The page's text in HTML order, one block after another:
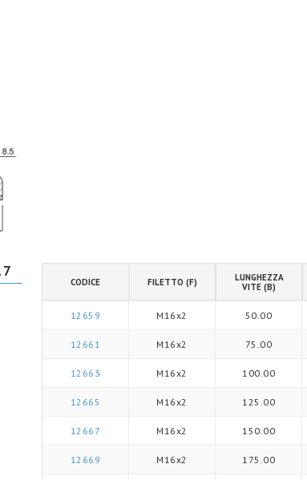
CODICE FILETTO (F)
LUNGHEZZA
VITE (B)
12659 M16x2 50.00
12661 M16x2 75.00
12663 M16x2 100.00
12665 M16x2 125.00
12667 M16x2 150.00
12669 M16x2 175.00